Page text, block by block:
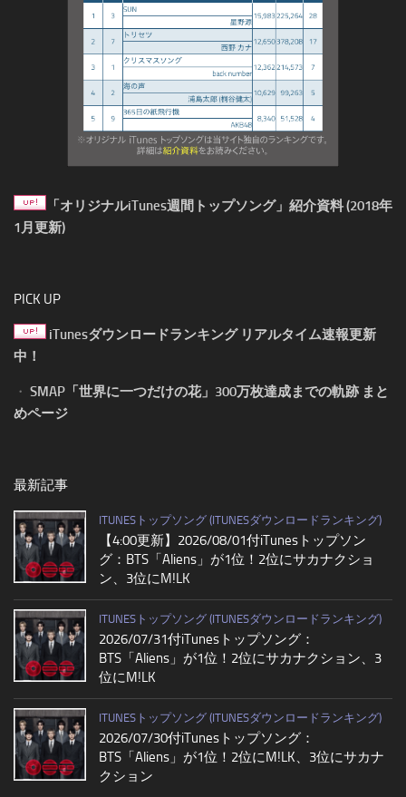
「オリジナルiTunes週間トップソング」紹介資料 (2018年
1月更新)
PICK UP
iTunesダウンロードランキング リアルタイム速報更新
中！
・ SMAP「世界に一つだけの花」300万枚達成までの軌跡 まと
めページ
最新記事
ITUNESトップソング (ITUNESダウンロードランキング)
【4:00更新】2026/08/01付iTunesトップソン
グ：BTS「Aliens」が1位！2位にサカナクショ
ン、3位にM!LK
ITUNESトップソング (ITUNESダウンロードランキング)
2026/07/31付iTunesトップソング：
BTS「Aliens」が1位！2位にサカナクション、3
位にM!LK
ITUNESトップソング (ITUNESダウンロードランキング)
2026/07/30付iTunesトップソング：
BTS「Aliens」が1位！2位にM!LK、3位にサカナ
クション